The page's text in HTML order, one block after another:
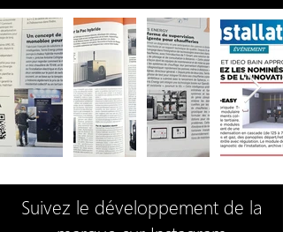
Suivez le développement de la